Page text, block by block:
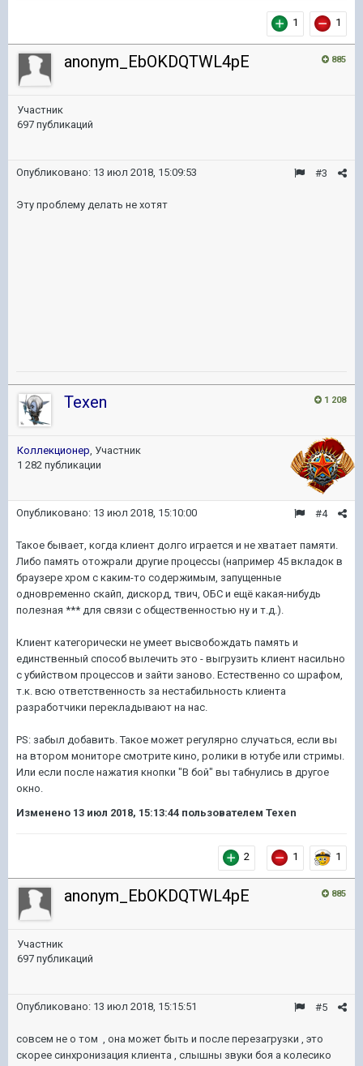
1 1
885
anonym_EbOKDQTWL4pE
Участник
697 публикаций
#3
Опубликовано: 13 июл 2018, 15:09:53
Эту проблему делать не хотят
1 208
Texen
Коллекционер, Участник
1 282 публикации
#4
Опубликовано: 13 июл 2018, 15:10:00
Такое бывает, когда клиент долго играется и не хватает памяти.
Либо память отожрали другие процессы (например 45 вкладок в
браузере хром с каким-то содержимым, запущенные
одновременно скайп, дискорд, твич, ОБС и ещё какая-нибудь
полезная *** для связи с общественностью ну и т.д.).
Клиент категорически не умеет высвобождать память и
единственный способ вылечить это - выгрузить клиент насильно
с убийством процессов и зайти заново. Естественно со шрафом,
т.к. всю ответственность за нестабильность клиента
разработчики перекладывают на нас.
PS: забыл добавить. Такое может регулярно случаться, если вы
на втором мониторе смотрите кино, ролики в ютубе или стримы.
Или если после нажатия кнопки "В бой" вы табнулись в другое
окно.
Изменено 13 июл 2018, 15:13:44 пользователем Texen
2 1 1
885
anonym_EbOKDQTWL4pE
Участник
697 публикаций
#5
Опубликовано: 13 июл 2018, 15:15:51
совсем не о том , она может быть и после перезагрузки , это
скорее синхронизация клиента , слышны звуки боя а колесико